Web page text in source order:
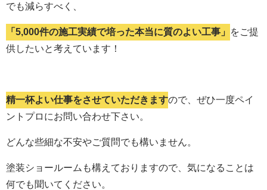
でも減らすべく、
「5,000件の施工実績で培った本当に質のよい工事」
をご提
供したいと考えています！
精一杯よい仕事をさせていただきますので、ぜひ一度ペイ
ントプロにお問い合わせ下さい。
どんな些細な不安やご質問でも構いません。
塗装ショールームも構えておりますので、気になることは
何でも聞いてください。